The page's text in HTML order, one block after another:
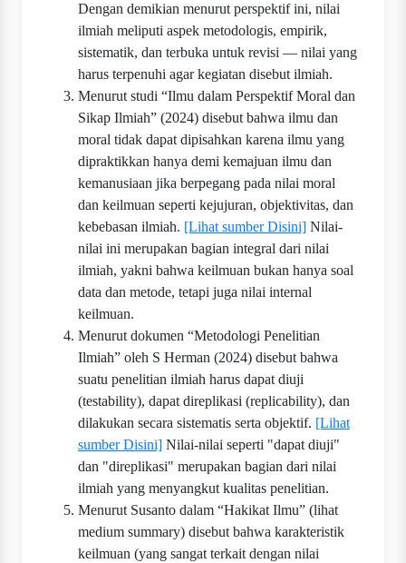
Dengan demikian menurut perspektif ini, nilai
ilmiah meliputi aspek metodologis, empirik,
sistematik, dan terbuka untuk revisi — nilai yang
harus terpenuhi agar kegiatan disebut ilmiah.
Menurut studi “Ilmu dalam Perspektif Moral dan
Sikap Ilmiah” (2024) disebut bahwa ilmu dan
moral tidak dapat dipisahkan karena ilmu yang
dipraktikkan hanya demi kemajuan ilmu dan
kemanusiaan jika berpegang pada nilai moral
dan keilmuan seperti kejujuran, objektivitas, dan
kebebasan ilmiah. [Lihat sumber Disini] Nilai-
nilai ini merupakan bagian integral dari nilai
ilmiah, yakni bahwa keilmuan bukan hanya soal
data dan metode, tetapi juga nilai internal
keilmuan.
Menurut dokumen “Metodologi Penelitian
Ilmiah” oleh S Herman (2024) disebut bahwa
suatu penelitian ilmiah harus dapat diuji
(testability), dapat direplikasi (replicability), dan
dilakukan secara sistematis serta objektif. [Lihat
sumber Disini] Nilai-nilai seperti "dapat diuji"
dan "direplikasi" merupakan bagian dari nilai
ilmiah yang menyangkut kualitas penelitian.
Menurut Susanto dalam “Hakikat Ilmu” (lihat
medium summary) disebut bahwa karakteristik
keilmuan (yang sangat terkait dengan nilai